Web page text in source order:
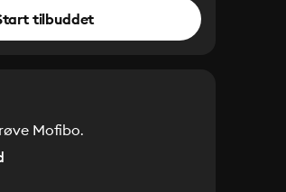
tilbuddet
Mofibo.